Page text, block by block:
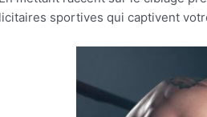
sportives qui captivent